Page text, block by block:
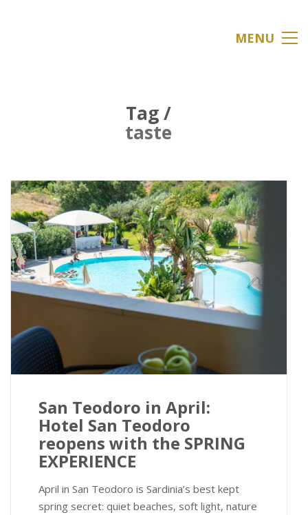
MENU
Tag /
taste
San Teodoro in April:
Hotel San Teodoro
reopens with the SPRING
EXPERIENCE
April in San Teodoro is Sardinia’s best kept
spring secret: quiet beaches, soft light, nature